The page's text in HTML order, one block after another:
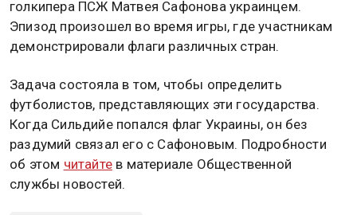
голкипера ПСЖ Матвея Сафонова украинцем.
Эпизод произошел во время игры, где участникам
демонстрировали флаги различных стран.
Задача состояла в том, чтобы определить
футболистов, представляющих эти государства.
Когда Сильдийе попался флаг Украины, он без
раздумий связал его с Сафоновым. Подробности
об этом читайте в материале Общественной
службы новостей.